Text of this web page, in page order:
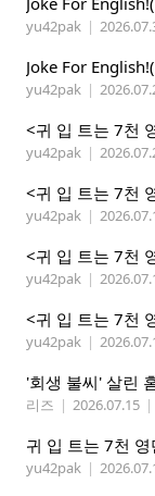
yu42pak |
Joke For
yu42pak |
<귀 입 트는 7천
yu42pak |
<귀 입 트는 7천
yu42pak |
<귀 입 트는 7천
yu42pak |
<귀 입 트는 7천
yu42pak |
'회생 불씨' 살린
리즈 | 2026.07.15 |
귀 입 트는 7천
yu42pak |